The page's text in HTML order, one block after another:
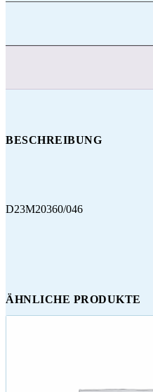
BESCHREIBUNG
D23M20360/046
ÄHNLICHE PRODUKTE